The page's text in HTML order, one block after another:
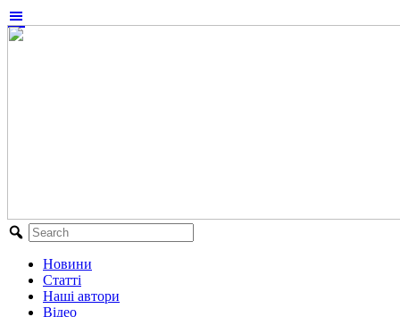
Новини
Статті
Наші автори
Відео